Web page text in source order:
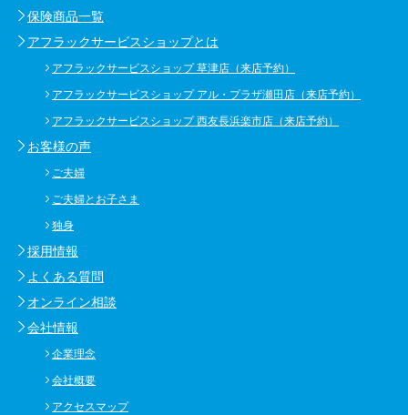
保険商品一覧
アフラックサービスショップとは
アフラックサービスショップ 草津店（来店予約）
アフラックサービスショップ アル・プラザ瀬田店（来店予約）
アフラックサービスショップ 西友長浜楽市店（来店予約）
お客様の声
ご夫婦
ご夫婦とお子さま
独身
採用情報
よくある質問
オンライン相談
会社情報
企業理念
会社概要
アクセスマップ